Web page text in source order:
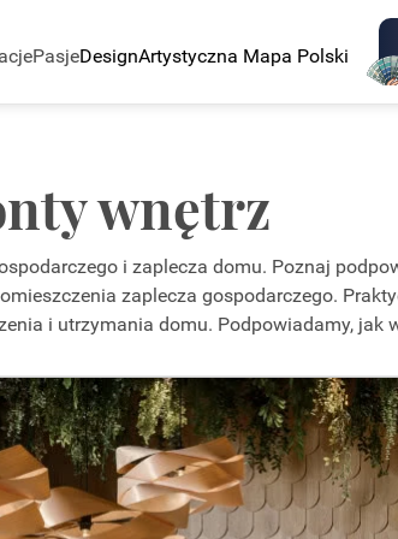
PasjeDesignArtystyczna Mapa Polski
wnętrz
i zaplecza domu. Poznaj
zaplecza gospodarczego.
i utrzymania domu. Podpowiadamy, jak